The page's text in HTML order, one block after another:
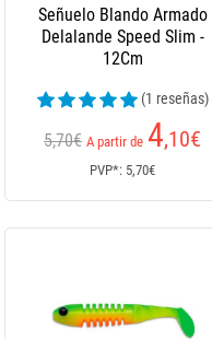
Señuelo Blando Armado
Delalande Speed Slim -
12Cm
(1 reseñas)
5,70€ A partir de 4,10€
PVP*: 5,70€